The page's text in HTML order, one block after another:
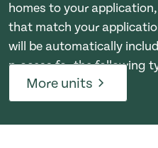
homes to your
that match your
will be automatically
process for the following
More units